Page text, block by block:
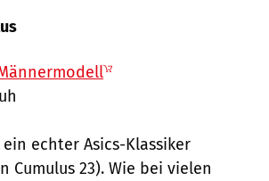
ein echter Asics-Klassiker
Cumulus 23). Wie bei vielen